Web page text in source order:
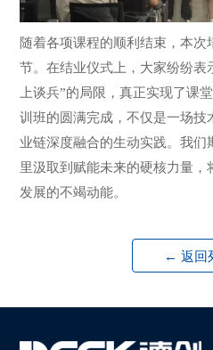
随着各项课程的顺利结束，本
节。在结业仪式上，大家纷纷表
上谈兵”的局限，真正实现了课
训班的圆满完成，不仅是一场
业链深度融合的生动实践。我
里汲取到赋能未来的硬核力量，
发展的不竭动能。
← 返回